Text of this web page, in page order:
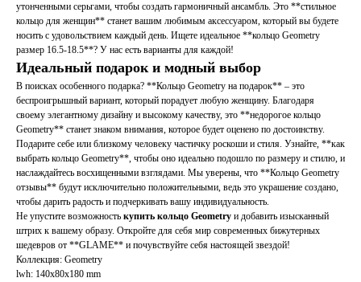
утонченными серьгами, чтобы создать гармоничный ансамбль. Это **стильное
кольцо для женщин** станет вашим любимым аксессуаром, который вы будете
носить с удовольствием каждый день. Ищете идеальное **кольцо Geometry
размер 16.5-18.5**? У нас есть варианты для каждой!
Идеальный подарок и модный выбор
В поисках особенного подарка? **Кольцо Geometry на подарок** – это
беспроигрышный вариант, который порадует любую женщину. Благодаря
своему элегантному дизайну и высокому качеству, это **недорогое кольцо
Geometry** станет знаком внимания, которое будет оценено по достоинству.
Подарите себе или близкому человеку частичку роскоши и стиля. Узнайте, **как
выбрать кольцо Geometry**, чтобы оно идеально подошло по размеру и стилю, и
наслаждайтесь восхищенными взглядами. Мы уверены, что **Кольцо Geometry
отзывы** будут исключительно положительными, ведь это украшение создано,
чтобы дарить радость и подчеркивать вашу индивидуальность.
Не упустите возможность купить кольцо Geometry и добавить изысканный
штрих к вашему образу. Откройте для себя мир современных бижутерных
шедевров от **GLAME** и почувствуйте себя настоящей звездой!
Коллекция: Geometry
lwh: 140x80x180 mm